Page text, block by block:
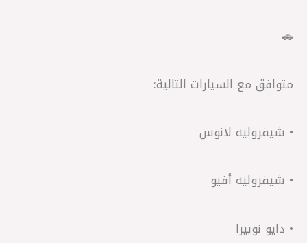
🚗
متوافق مع السيارات التالية:
• شيفروليه لانوس
• شيفروليه أفيو
• دايو نوبيرا